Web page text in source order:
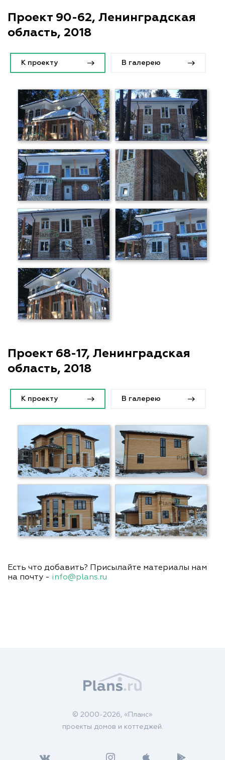
Проект 90-62, Ленинградская
область, 2018
К проекту В галерею
Проект 68-17, Ленинградская
область, 2018
К проекту В галерею
Есть что добавить? Присылайте материалы нам
на почту - info@plans.ru
© 2000-2026, «Планс»
проекты домов и коттеджей.